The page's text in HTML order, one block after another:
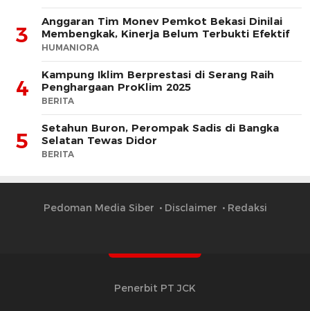
3
Anggaran Tim Monev Pemkot Bekasi Dinilai
Membengkak, Kinerja Belum Terbukti Efektif
HUMANIORA
4
Kampung Iklim Berprestasi di Serang Raih
Penghargaan ProKlim 2025
BERITA
5
Setahun Buron, Perompak Sadis di Bangka
Selatan Tewas Didor
BERITA
Pedoman Media Siber Disclaimer Redaksi
Penerbit PT JCK